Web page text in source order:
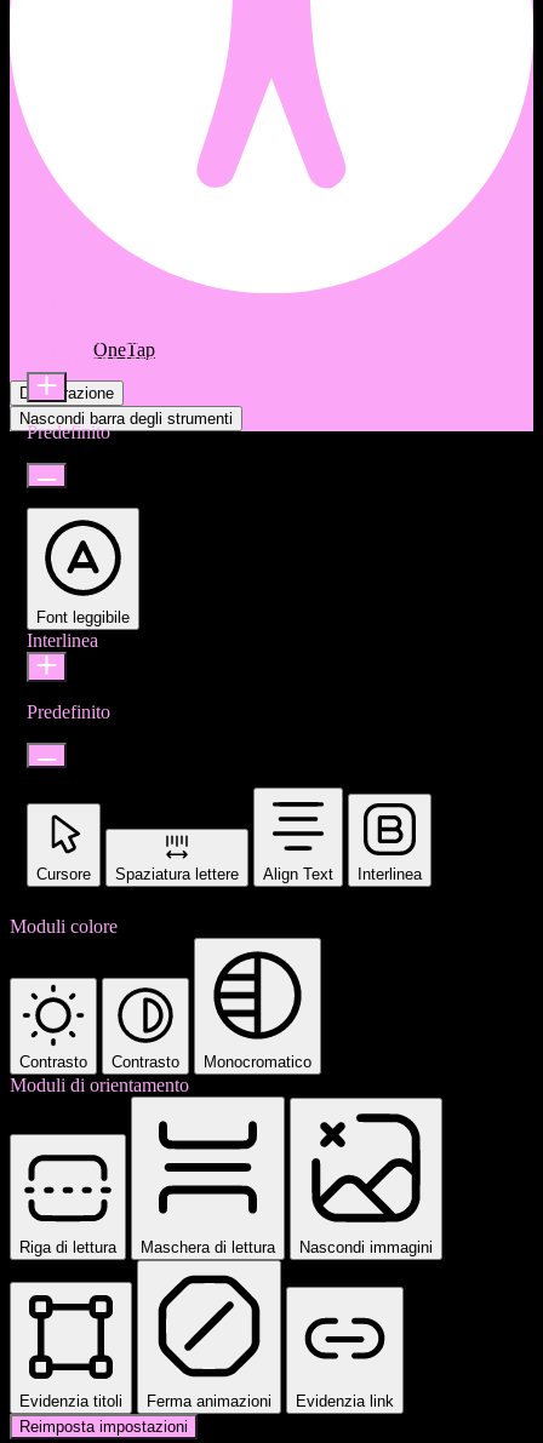
OneTap
Dichiarazione
Nascondi barra degli strumenti
Moduli di contenuto
Dimensione icona
Predefinito
Font leggibile
Interlinea
Predefinito
Cursore Spaziatura lettere Align Text Interlinea
Moduli colore
Contrasto Contrasto Monocromatico
Moduli di orientamento
Riga di lettura Maschera di lettura Nascondi immagini
Evidenzia titoli Ferma animazioni
Evidenzia link
Reimposta impostazioni